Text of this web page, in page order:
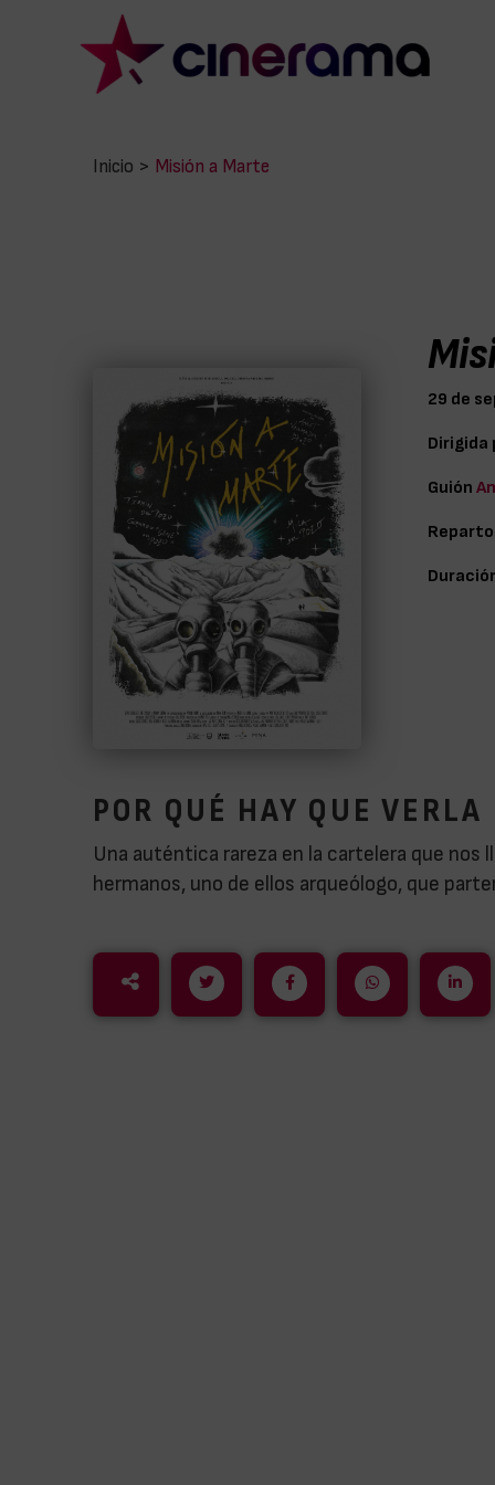
Inicio > Misión a Marte
29 de
Dirigida
Guión
Reparto
POR QUÉ HAY QUE VERLA
Una auténtica rareza en la cartelera que nos
hermanos, uno de ellos arqueólogo, que